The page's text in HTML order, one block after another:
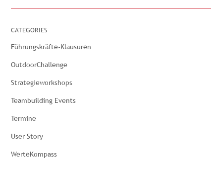
CATEGORIES
Führungskräfte-Klausuren
OutdoorChallenge
Strategieworkshops
Teambuilding Events
Termine
User Story
WerteKompass